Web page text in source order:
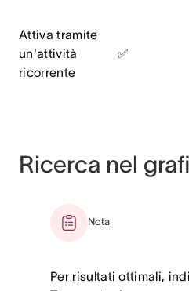
Attiva tramite
un'attività
ricorrente
✅
Ricerca nel
Nota
Per risultati ottimali,